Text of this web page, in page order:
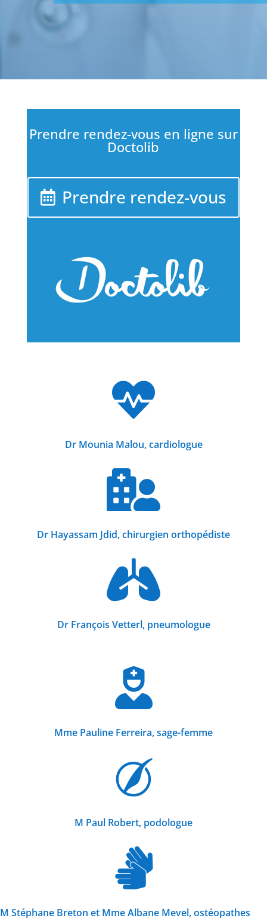
Prendre rendez-vous en ligne sur
Doctolib
Prendre rendez-vous

Dr Mounia Malou, cardiologue

Dr Hayassam Jdid, chirurgien orthopédiste

Dr François Vetterl, pneumologue

Mme Pauline Ferreira, sage-femme

M Paul Robert, podologue

M Stéphane Breton et Mme Albane Mevel, ostéopathes